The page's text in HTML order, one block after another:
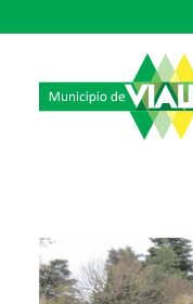
GOBIERNO
HCD